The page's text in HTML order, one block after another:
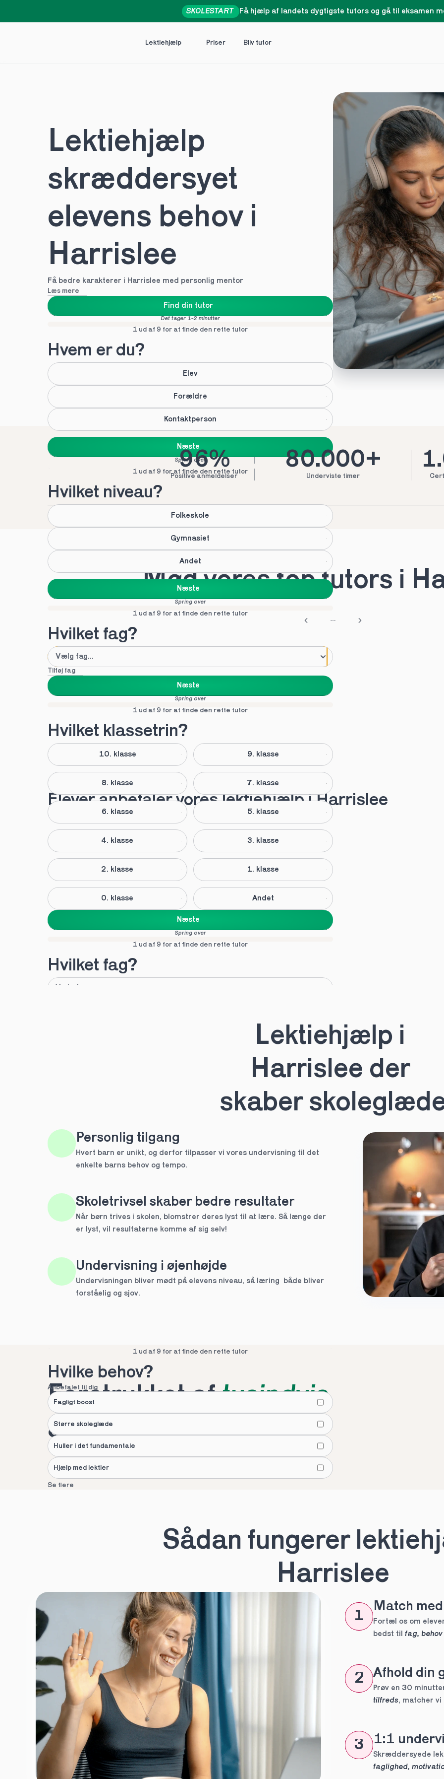
Priser
Lektiehjælp Bliv tutor
Få hjælp af landets dygtigste tutors og gå til eksamen
SKOLESTART
Lektiehjælp
skræddersyet
elevens behov i
Harrislee
Få bedre karakterer i Harrislee med personlig mentor
Læs mere
Find din tutor
Det tager 1-2 minutter
1 ud af 9 for at finde den rette tutor
Hvem er du?
Elev
Forældre
Kontaktperson
Næste
Spring over
1 ud af 9 for at finde den rette tutor
Hvilket niveau?
Folkeskole
Gymnasiet
Andet
Næste
Spring over
1 ud af 9 for at finde den rette tutor
Hvilket fag?
Tilføj fag
Næste
Spring over
1 ud af 9 for at finde den rette tutor
Hvilket klassetrin?
10. klasse 9. klasse
8. klasse 7. klasse
6. klasse 5. klasse
4. klasse 3. klasse
2. klasse 1. klasse
0. klasse Andet
Næste
Spring over
1 ud af 9 for at finde den rette tutor
Hvilket fag?
HHX
HTX
IB EUX
Næste
Spring over
1 ud af 9 for at finde den rette tutor
Hvilken årgang?
1.g 3.g
1 ud af 9 for at finde den rette tutor
Hvilke behov?
Anbefalet til dig
Fagligt boost
Større skoleglæde
Huller i det fundamentale
Hjælp med lektier
Se flere
1 ud af 9 for at finde den rette tutor
Hvad hedder du?
Næste
Opbevares sikkert - oplysninger deles aldrig
1 ud af 9 for at finde den rette tutor
Hvordan kontakter vi dig?
Telefon*
Email *
Tilmeld nyhedsbrev
Fortsæt
For at booke gratis prøvetime - ingen forpligtelser
96%
Positive anmeldelser
80.000+
Underviste timer
Mød vores top tutors i
Elever anbefaler vores lektiehjælp i Harrislee
Lektiehjælp i
Harrislee der
skaber
Personlig tilgang
Hvert barn er unikt, og derfor tilpasser vi vores undervisning til det
enkelte barns behov og tempo.
Skoletrivsel skaber bedre resultater
Når børn trives i skolen, blomstrer deres lyst til at lære. Så længe der
er lyst, vil resultaterne komme af sig selv!
Undervisning i øjenhøjde
Undervisningen bliver mødt på elevens niveau, så læring  både bliver
forståelig og sjov.
Foretrukket af tusindvis
af danske familier
Sådan fungerer
Harrislee
1
Match
Fortæl os om
bedst til fag,
2 Afhold din
Prøv en 30
tilfreds, matcher vi
3 1:1
faglighed,